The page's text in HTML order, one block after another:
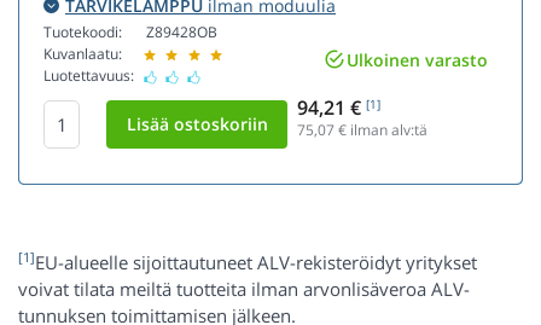
TARVIKELAMPPU ilman moduulia
Tuotekoodi:
Kuvanlaatu:
Luotettavuus:
Z89428OB
Ulkoinen varasto
94,21 € [1]
75,07 € ilman alv:tä
[1]EU-alueelle sijoittautuneet ALV-rekisteröidyt yritykset
voivat tilata meiltä tuotteita ilman arvonlisäveroa ALV-
tunnuksen toimittamisen jälkeen.